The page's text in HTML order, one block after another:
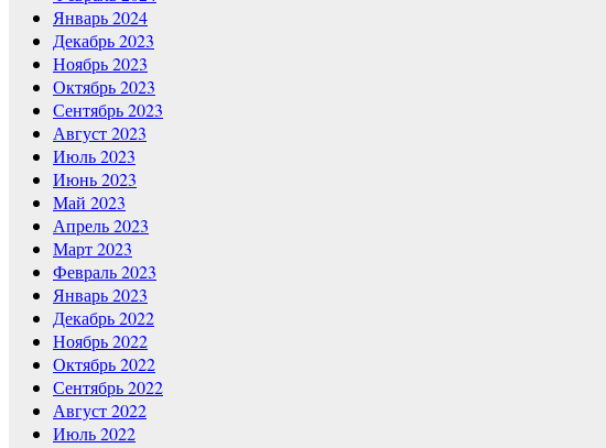
Январь 2024
Декабрь 2023
Ноябрь 2023
Октябрь 2023
Сентябрь 2023
Август 2023
Июль 2023
Июнь 2023
Май 2023
Апрель 2023
Март 2023
Февраль 2023
Январь 2023
Декабрь 2022
Ноябрь 2022
Октябрь 2022
Сентябрь 2022
Август 2022
Июль 2022